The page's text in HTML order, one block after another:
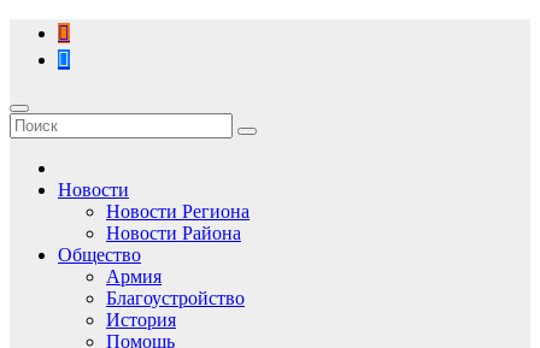
Перейти
содержимому
Новости
Новости Региона
Новости Района
Общество
Армия
Благоустройство
История
Помощь